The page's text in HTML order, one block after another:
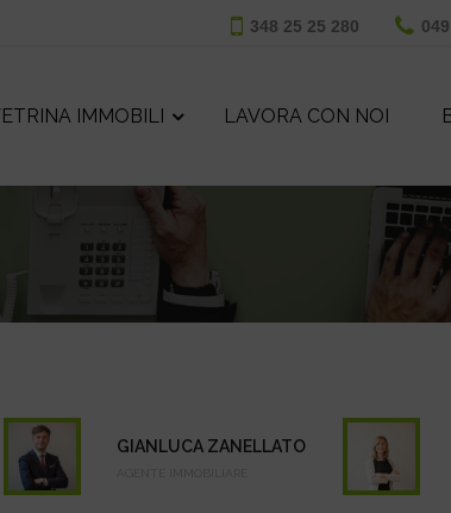
348 25 25 280
IMMOBILI LAVORA CON NOI
GIANLUCA ZANELLATO